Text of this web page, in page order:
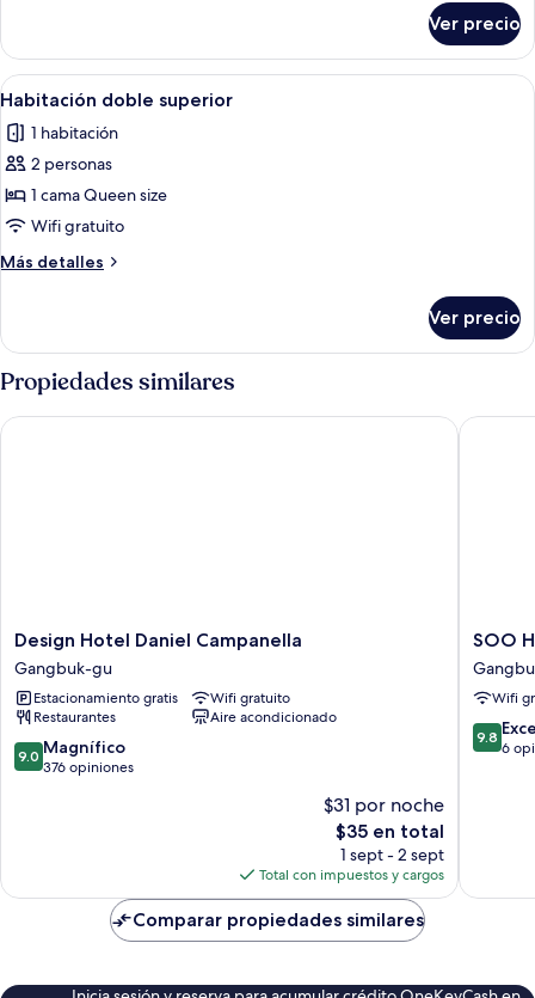
camas
individuales
Deluxe
con
2
individuales
Ver precio
Abrir
todas
las
fotos
de
Habitación
doble
superior
Habitación de hotel con cama,
9
Habitación doble superior
1 habitación
2 personas
1 cama Queen size
Wifi gratuito
Más detalles
Más
doble
superior
Ver precio
Propiedades similares
Design
Hotel
Daniel
Campanella
Gangbuk-
gu
Design Hotel Daniel Campanella
Gangbuk-gu
Estacionamiento gratis
Wifi gratuito
Restaurantes
Aire acondicionado
9.0
de
9.0 Magnífico
376 opiniones
$31 por noche
El
precio
actual
es
de
$35
$35 en total
1 sept - 2 sept
Total con impuestos y cargos
Design Hotel Daniel Campanella
SOO
HOTEL
gu
SOO
Wifi
9.8
de
9.8
6
SOO
Comparar propiedades similares